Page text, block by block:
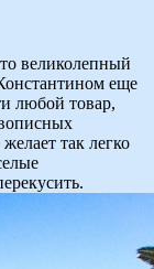
великолепный
еще
любой товар,
так легко